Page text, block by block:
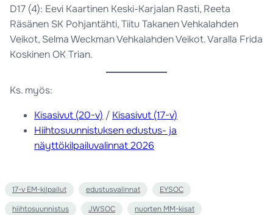
D17 (4): Eevi Kaartinen Keski-Karjalan Rasti, Reeta
Räsänen SK Pohjantähti, Tiitu Takanen Vehkalahden
Veikot, Selma Weckman Vehkalahden Veikot. Varalla Frida
Koskinen OK Trian.
Ks. myös:
Kisasivut (20-v) / Kisasivut (17-v)
Hiihtosuunnistuksen edustus- ja
näyttökilpailuvalinnat 2026
17-v EM-kilpailut edustusvalinnat
EYSOC
hiihtosuunnistus
JWSOC nuorten MM-kisat